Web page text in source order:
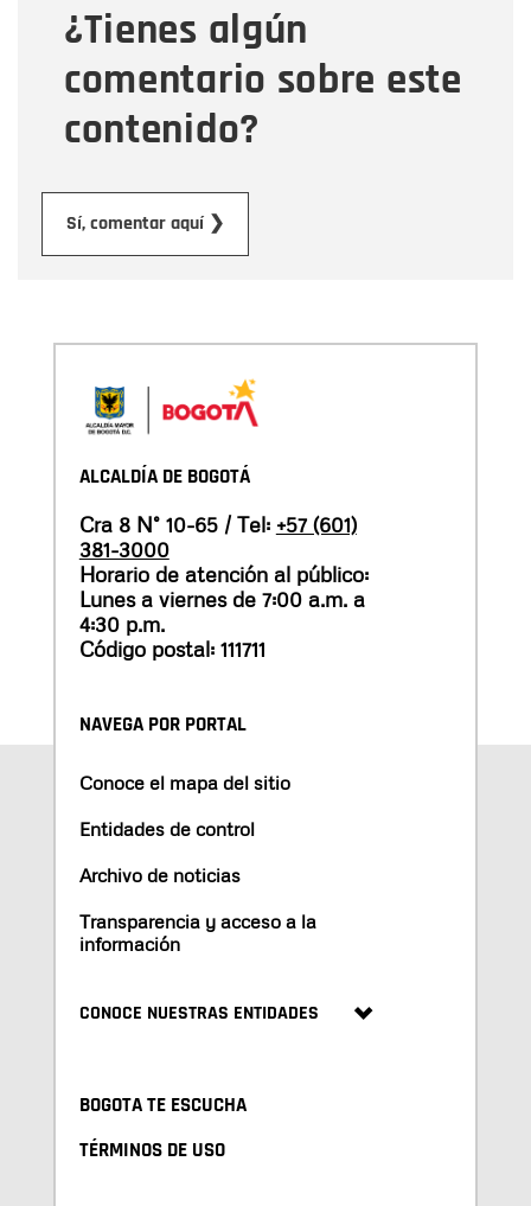
¿Tienes algún
comentario sobre este
contenido?
Sí, comentar aquí ❯
Mensaje
ALCALDÍA DE BOGOTÁ
Cra 8 N° 10-65 / Tel: +57 (601)
381-3000
Horario de atención al público:
Lunes a viernes de 7:00 a.m. a
4:30 p.m.
Código postal: 111711
NAVEGA POR PORTAL
Conoce el mapa del sitio
Entidades de control
Archivo de noticias
Transparencia y acceso a la
información
CONOCE NUESTRAS ENTIDADES
BOGOTA TE ESCUCHA
TÉRMINOS DE USO